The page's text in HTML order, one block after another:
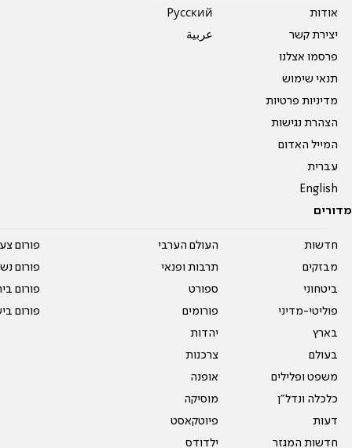
אודות
יצירת קשר
פרסמו אצלנו
תנאי שימוש
מדיניות פרטיות
הצהרת נגישות
המייל האדום
עברית
English
Pусский
عربية
מדורים
חדשות
מבזקים
ביטחוני
פוליטי-מדיני
בארץ
בעולם
משפט ופלילים
כלכלה ונדל"ן
דעות
חדשות המגזר
העולם הערבי
תרבות ופנאי
ספורט
פורומים
יהדות
צרכנות
אופנה
מוסיקה
פיוטקאסט
ילדודס
פורום
פורום
פורום
פורום